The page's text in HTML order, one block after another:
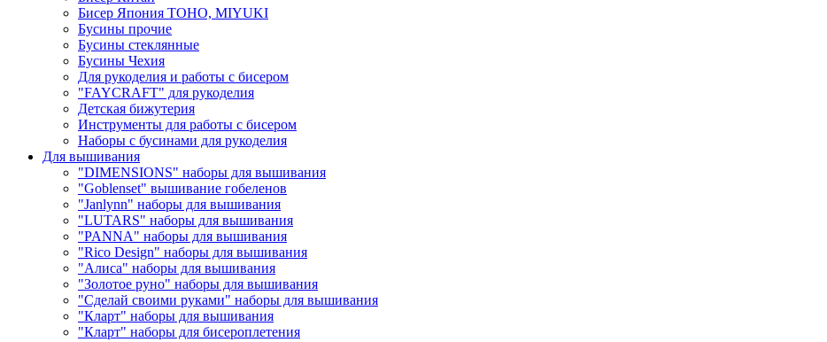
Бисер Япония TOHO, MIYUKI
Бусины прочие
Бусины стеклянные
Бусины Чехия
Для рукоделия и работы с бисером
"FAYCRAFT" для рукоделия
Детская бижутерия
Инструменты для работы с бисером
Наборы с бусинами для рукоделия
Для вышивания
"DIMENSIONS" наборы для вышивания
"Goblenset" вышивание гобеленов
"Janlynn" наборы для вышивания
"LUTARS" наборы для вышивания
"PANNA" наборы для вышивания
"Rico Design" наборы для вышивания
"Алиса" наборы для вышивания
"Золотое руно" наборы для вышивания
"Сделай своими руками" наборы для вышивания
"Кларт" наборы для вышивания
"Кларт" наборы для бисероплетения